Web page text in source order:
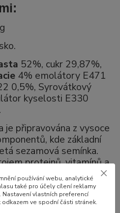
52%, cukr 29,87%,
4% emolátory E471
0,5%, Syrovátkový
kyselosti E330
je připravována z vysoce
kde základní
sezamová semínka.
proteinů, vitamínů a
používání webu, analytické
také pro účely cílení reklamy
vlastních preferencí
ve spodní části stránek.